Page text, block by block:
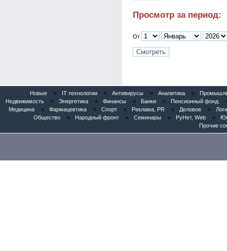
Просмотр за период:
От
Новые « IT технологии « Антивирусы « Аналитика «
Недвижимость
« Энергетика « Финансы « Банки « Пенсионный фонд
Медицина
« Фармацевтика « Спорт « Реклама, PR « Деловое «
Общество
« Народный фронт « Семинары « РуНет, Web «
Прочие